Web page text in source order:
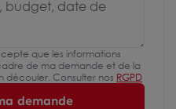
que les informations
de ma demande et de la
découler. Consulter nos RGPD
demande